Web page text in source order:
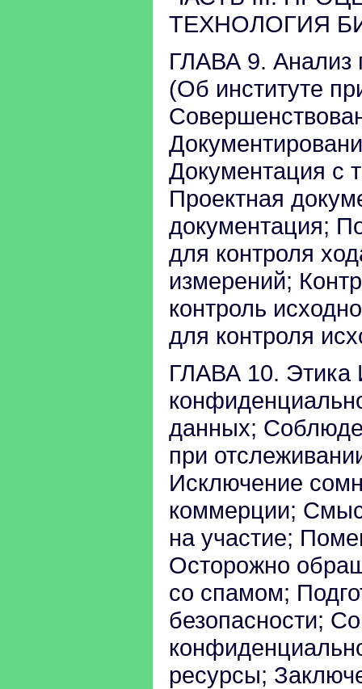
ТЕХНОЛОГИЯ
ГЛАВА 9. Анализ
(Об институте
Документация с
Проектная
документация;
для контроля
измерений;
контроль
для контроля
ГЛАВА 10. Этика
данных;
при
Исключение
коммерции;
на участие;
Осторожно
со спамом;
безопасности;
ресурсы;